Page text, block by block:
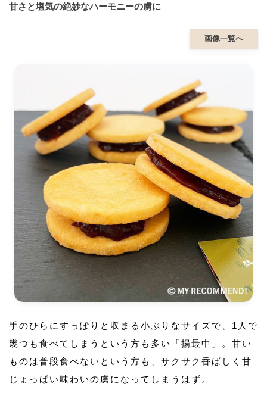
甘さと塩気の絶妙なハーモニーの虜に
画像一覧へ
手のひらにすっぽりと収まる小ぶりなサイズで、1人で
幾つも食べてしまうという方も多い「揚最中」。甘い
ものは普段食べないという方も、サクサク香ばしく甘
じょっぱい味わいの虜になってしまうはず。